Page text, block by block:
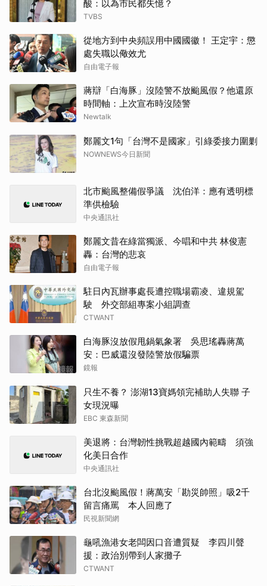
酸：以為市民都失憶？
TVBS
從地方到中央頻誤用中國國徽！ 王定宇：懲
處失職以儆效尤
自由電子報
蔣辯「白海豚」沒陸警不放颱風假？他還原
時間軸：上次宣布時沒陸警
Newtalk
鄭麗文1句「台灣不是國家」引綠委接力圍剿
NOWNEWS今日新聞
北市颱風整備假爭議 沈伯洋：應有透明標
準供檢驗
中央通訊社
鄭麗文昔在綠當獨派、今唱和中共 林俊憲
轟：台灣的悲哀
自由電子報
駐日內瓦辦事處長遭控職場霸凌、違規駕
駛 外交部組專案小組調查
CTWANT
白海豚沒放假甩鍋氣象署 吳思瑤轟蔣萬
安：巴威還沒發陸警放假騙票
鏡報
只生不養？ 澎湖13寶媽領完補助人失聯 子
女現況曝
EBC 東森新聞
美退將：台灣韌性挑戰超越國內範疇 須強
化美日合作
中央通訊社
台北沒颱風假！蔣萬安「勘災帥照」吸2千
留言痛罵 本人回應了
民視新聞網
龜吼漁港女老闆因口音遭質疑 李四川聲
援：政治別帶到人家攤子
CTWANT